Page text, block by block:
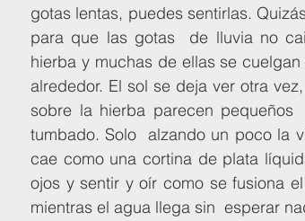
gotas lentas, puedes sentirlas.
para que las gotas  de lluvia no
hierba y muchas de ellas se
alrededor. El sol se deja ver otra
sobre la hierba parecen
tumbado. Solo  alzando un poco la
cae como una cortina de plata
ojos y sentir y oír como se fusiona
mientras el agua llega sin  esperar